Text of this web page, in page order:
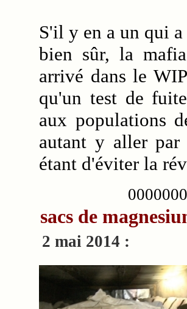
S'il y en a un qui
bien sûr, la
arrivé dans le
qu'un test de
aux populations
autant y aller par
étant d'éviter la
sacs de
2 mai 2014 :